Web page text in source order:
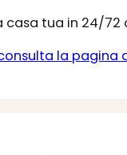
casa tua in 24/72
la pagina